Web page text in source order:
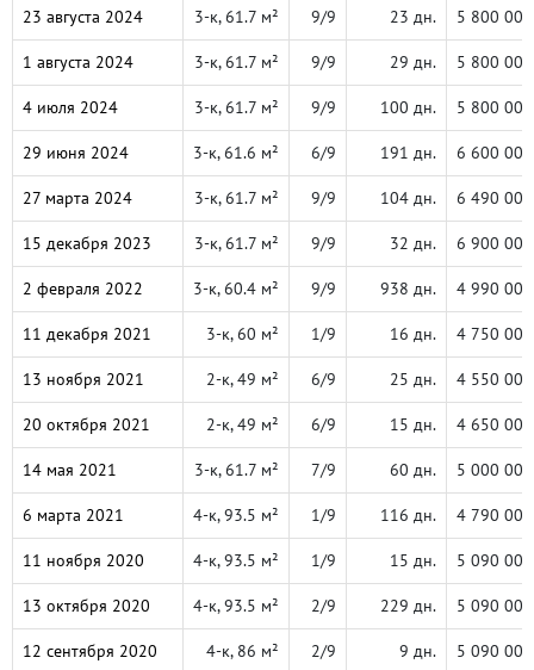
23 августа 2024 3-к, 61.7 м² 9/9 23 дн. 5 800 000
1 августа 2024 3-к, 61.7 м² 9/9 29 дн. 5 800 000
4 июля 2024 3-к, 61.7 м² 9/9 100 дн. 5 800 000
29 июня 2024 3-к, 61.6 м² 6/9 191 дн. 6 600 000
27 марта 2024 3-к, 61.7 м² 9/9 104 дн. 6 490 000
15 декабря 2023 3-к, 61.7 м² 9/9 32 дн. 6 900 000
2 февраля 2022 3-к, 60.4 м² 9/9 938 дн. 4 990 000
11 декабря 2021 3-к, 60 м² 1/9 16 дн. 4 750 000
13 ноября 2021 2-к, 49 м² 6/9 25 дн. 4 550 000
20 октября 2021 2-к, 49 м² 6/9 15 дн. 4 650 000
14 мая 2021 3-к, 61.7 м² 7/9 60 дн. 5 000 000
6 марта 2021 4-к, 93.5 м² 1/9 116 дн. 4 790 000
11 ноября 2020 4-к, 93.5 м² 1/9 15 дн. 5 090 000
13 октября 2020 4-к, 93.5 м² 2/9 229 дн. 5 090 000
12 сентября 2020 4-к, 86 м² 2/9 9 дн. 5 090 000